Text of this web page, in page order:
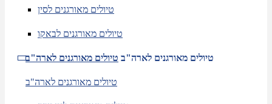
טיולים מאורגנים לסין
טיולים מאורגנים לבאקו
טיולים מאורגנים לארה"ב טיולים מאורגנים לארה"ב
טיולים מאורגנים לארה"ב